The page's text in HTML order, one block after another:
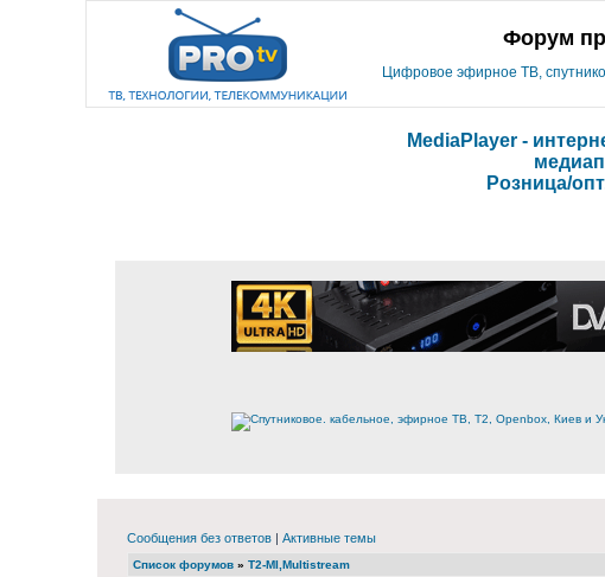
Форум
Цифровое эфирное ТВ,
MediaPlayer -
Розница/
Сообщения без ответов | Активные темы
Список форумов » T2-MI,Multistream